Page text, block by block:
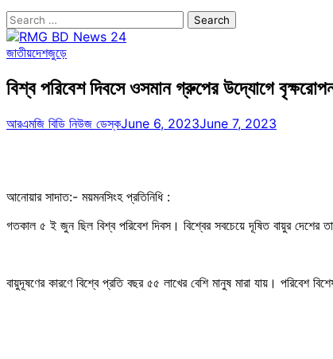
Search
for:
জাতীয়দেশজুড়ে
বিশ্ব পরিবেশ দিবসে ওসমান গ্রুপের উদ্যোগে
আরএমজি বিডি নিউজ ডেস্কJune 6, 2023June 7, 2023
আনোয়ার সাদাত:- ময়মনসিংহ প্রতিনিধি :
গতকাল ৫ ই জুন ছিল বিশ্ব পরিবেশ দিবস। বিশ্বের সবচেয়ে দূষিত বায়ুর দেশের
বায়ুদূষণের কারণে বিশ্বে প্রতি বছর ৫৫ লাখের বেশি মানুষ মারা যায়। পরিবেশ